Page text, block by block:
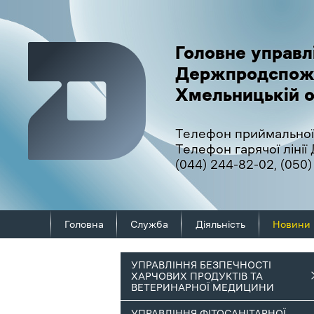
Головне
Хмельницькій
Телефон
Телефон гарячої
(044) 244-82-02,
Головна Служба Діяльність Новини
УПРАВЛІННЯ БЕЗПЕЧНОСТІ
ХАРЧОВИХ ПРОДУКТІВ ТА
ВЕТЕРИНАРНОЇ МЕДИЦИНИ